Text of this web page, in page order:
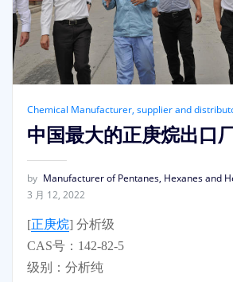
Chemical Manufacturer, supplier and
中国最大的正庚烷出口
by Manufacturer of Pentanes, Hexanes and
3 月 12, 2022
[正庚烷] 分析级
CAS号：142-82-5
级别：分析纯